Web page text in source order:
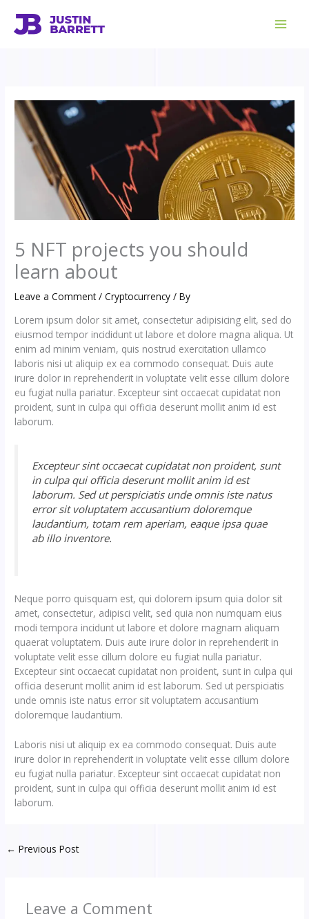
content
5 NFT projects you should
learn about
Leave a Comment /Cryptocurrency / By
Lorem ipsum dolor sit amet, consectetur adipisicing elit, sed do
eiusmod tempor incididunt ut labore et dolore magna aliqua. Ut
enim ad minim veniam, quis nostrud exercitation ullamco
laboris nisi ut aliquip ex ea commodo consequat. Duis aute
irure dolor in reprehenderit in voluptate velit esse cillum dolore
eu fugiat nulla pariatur. Excepteur sint occaecat cupidatat non
proident, sunt in culpa qui officia deserunt mollit anim id est
laborum.
Excepteur sint occaecat cupidatat non proident, sunt
in culpa qui officia deserunt mollit anim id est
laborum. Sed ut perspiciatis unde omnis iste natus
error sit voluptatem accusantium doloremque
laudantium, totam rem aperiam, eaque ipsa quae
ab illo inventore.
Neque porro quisquam est, qui dolorem ipsum quia dolor sit
amet, consectetur, adipisci velit, sed quia non numquam eius
modi tempora incidunt ut labore et dolore magnam aliquam
quaerat voluptatem. Duis aute irure dolor in reprehenderit in
voluptate velit esse cillum dolore eu fugiat nulla pariatur.
Excepteur sint occaecat cupidatat non proident, sunt in culpa qui
officia deserunt mollit anim id est laborum. Sed ut perspiciatis
unde omnis iste natus error sit voluptatem accusantium
doloremque laudantium.
Laboris nisi ut aliquip ex ea commodo consequat. Duis aute
irure dolor in reprehenderit in voluptate velit esse cillum dolore
eu fugiat nulla pariatur. Excepteur sint occaecat cupidatat non
proident, sunt in culpa qui officia deserunt mollit anim id est
laborum.
← Previous Post
Leave a Comment